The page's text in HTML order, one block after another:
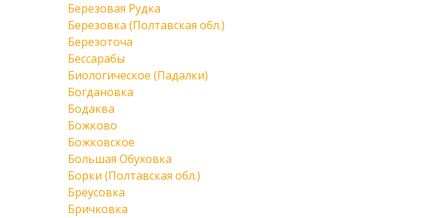
Березовая Рудка
Березовка (Полтавская обл.)
Березоточа
Бессарабы
Биологическое (Падалки)
Богдановка
Бодаква
Божково
Божковское
Большая Обуховка
Борки (Полтавская обл.)
Бреусовка
Бричковка